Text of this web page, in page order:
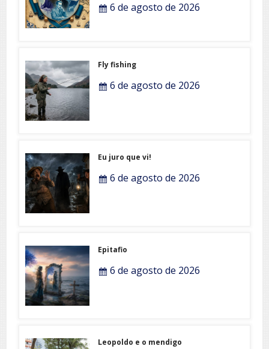
6 de agosto de 2026
Fly fishing
6 de agosto de 2026
Eu juro que vi!
6 de agosto de 2026
Epitafio
6 de agosto de 2026
Leopoldo e o mendigo